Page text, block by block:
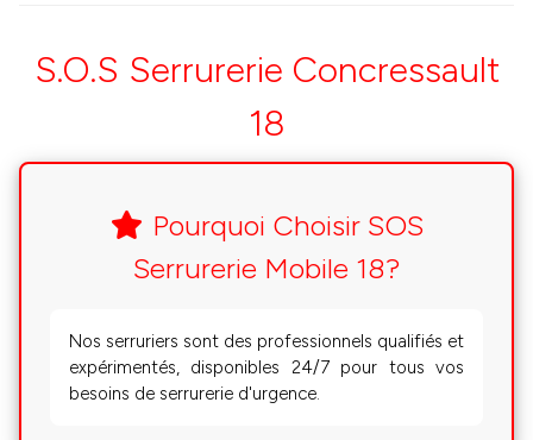
S.O.S Serrurerie Concressault
18
Pourquoi Choisir SOS
Serrurerie Mobile 18?
Nos serruriers sont des professionnels qualifiés et
expérimentés, disponibles 24/7 pour tous vos
besoins de serrurerie d'urgence.